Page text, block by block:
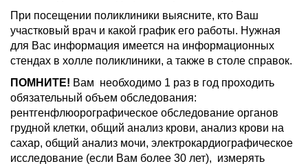
При посещении поликлиники выясните, кто Ваш
участковый врач и какой график его работы. Нужная
для Вас информация имеется на информационных
стендах в холле поликлиники, а также в столе справок.
ПОМНИТЕ! Вам необходимо 1 раз в год проходить
обязательный объем обследования:
рентгенфлюорографическое обследование органов
грудной клетки, общий анализ крови, анализ крови на
сахар, общий анализ мочи, электрокардиографическое
исследование (если Вам более 30 лет), измерять